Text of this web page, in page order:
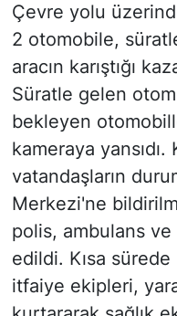
Çevre yolu
2 otomobile,
aracın karıştığı
Süratle gelen
bekleyen
kameraya yansıdı.
vatandaşların
Merkezi'ne
polis, ambulans
edildi. Kısa
itfaiye ekipleri,